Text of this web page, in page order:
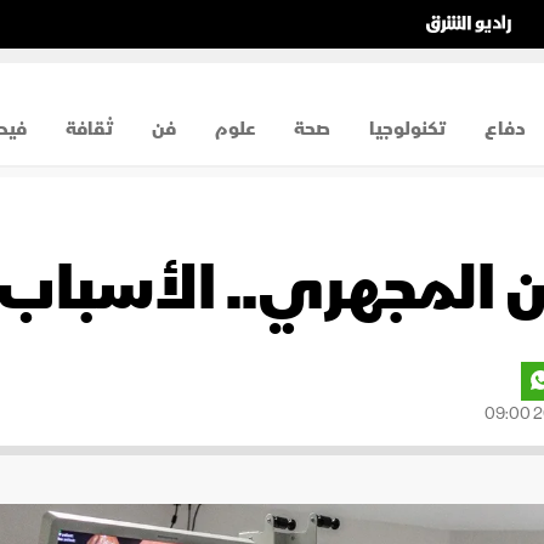
دفاع تكنولوجيا صحة علوم فن ثقافة
المجهري..